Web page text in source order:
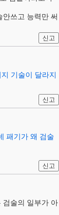
쓰고 능력만 써
신고
기술이 달라지
신고
패기가 왜 검술
신고
검술의 일부가 아